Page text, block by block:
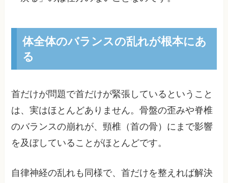
体全体のバランスの乱れが根本にあ
る
首だけが問題で首だけが緊張しているということ
は、実はほとんどありません。骨盤の歪みや脊椎
のバランスの崩れが、頸椎（首の骨）にまで影響
を及ぼしていることがほとんどです。
自律神経の乱れも同様で、首だけを整えれば解決